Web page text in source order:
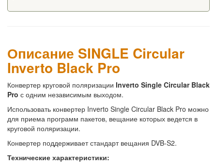
Описание SINGLE Circular
Inverto Black Pro
Конвертер круговой поляризации Inverto Single Circular Black
Pro с одним независимым выходом.
Использовать конвертер Inverto Single Circular Black Pro можно
для приема программ пакетов, вещание которых ведется в
круговой поляризации.
Конвертер поддерживает стандарт вещания DVB-S2.
Технические характеристики: